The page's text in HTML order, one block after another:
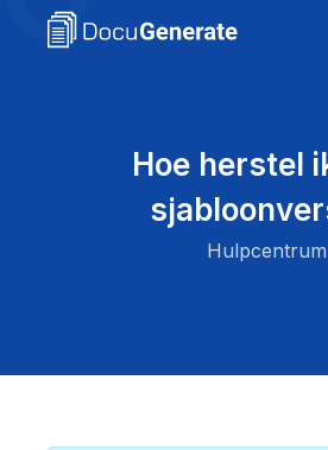
Hoe herstel
Hulpcentrum